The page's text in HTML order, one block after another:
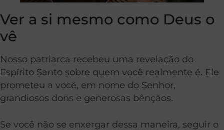
Ver a si mesmo como Deus o
vê
Nosso patriarca recebeu uma revelação do
Espírito Santo sobre quem você realmente é. Ele
prometeu a você, em nome do Senhor,
grandiosos dons e generosas bênçãos.
Se você não se enxergar dessa maneira, seguir o